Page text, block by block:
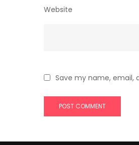
Website
Save my name, email,